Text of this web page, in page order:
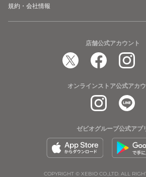
規約・会社情報
店舗公式アカウント
オンラインストア公式アカ
ゼビオグループ公式アプ
COPYRIGHT © XEBIO CO.,LTD. ALL